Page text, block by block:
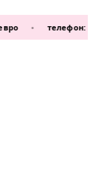
• телефон:0877